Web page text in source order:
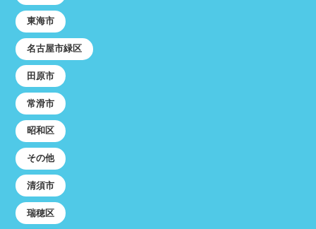
東海市
名古屋市緑区
田原市
常滑市
昭和区
その他
清須市
瑞穂区